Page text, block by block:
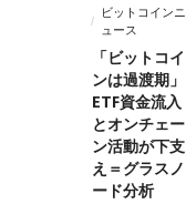
ビットコインニ
ュース
「ビットコイ
ンは過渡期」
ETF資金流入
とオンチェー
ン活動が下支
え＝グラスノ
ード分析